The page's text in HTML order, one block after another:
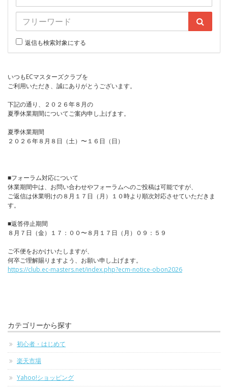
返信も検索対象にする
いつもECマスターズクラブを
ご利用いただき、誠にありがとうございます。
下記の通り、２０２６年８月の
夏季休業期間についてご案内申し上げます。
夏季休業期間
２０２６年８月８日（土）〜１６日（日）
■フォーラム対応について
休業期間中は、お問い合わせやフォーラムへのご投稿は可能ですが、
ご返信は休業明けの８月１７日（月）１０時より順次対応させていただきま
す。
■返答停止期間
８月７日（金）１７：００〜８月１７日（月）０９：５９
ご不便をおかけいたしますが、
何卒ご理解賜りますよう、お願い申し上げます。
https://club.ec-masters.net/index.php?ecm-notice-obon2026
カテゴリーから探す
初心者・はじめて
楽天市場
Yahoo!ショッピング